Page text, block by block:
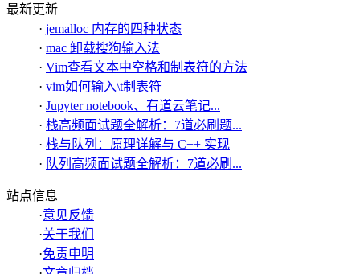
最新更新
· jemalloc 内存的四种状态
· mac 卸载搜狗输入法
· Vim查看文本中空格和制表符的方法
· vim如何输入\t制表符
· Jupyter notebook、有道云笔记...
· 栈高频面试题全解析：7道必刷题...
· 栈与队列：原理详解与 C++ 实现
· 队列高频面试题全解析：7道必刷...
站点信息
·意见反馈
·关于我们
·免责申明